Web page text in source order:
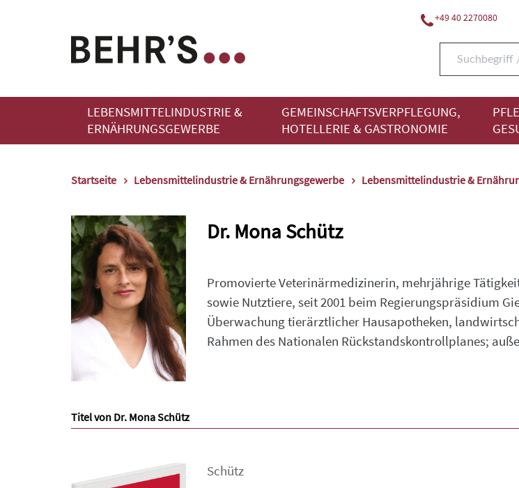
+49 40 2270080
LEBENSMITTELINDUSTRIE &
ERNÄHRUNGSGEWERBE
GEMEINSCHAFTSVERPFLEGUNG,
HOTELLERIE & GASTRONOMIE
Startseite Lebensmittelindustrie & Ernährungsgewerbe Lebensmittelindustrie &
Dr. Mona Schütz
Promovierte Veterinärmedizinerin, mehrjährige
sowie Nutztiere, seit 2001 beim Regierungspräsidium
Überwachung tierärztlicher Hausapotheken,
Rahmen des Nationalen Rückstandskontrollplanes;
Titel von Dr. Mona Schütz
Schütz